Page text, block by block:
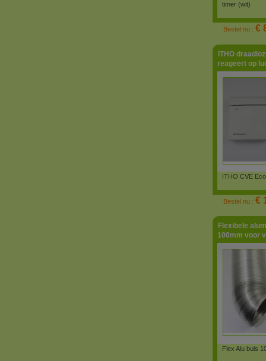
timer (wit)
Bestel nu : €
ITHO
reageert op
ITHO CVE
Bestel nu : €
Flexibele
100mm voor
Flex Alu buis